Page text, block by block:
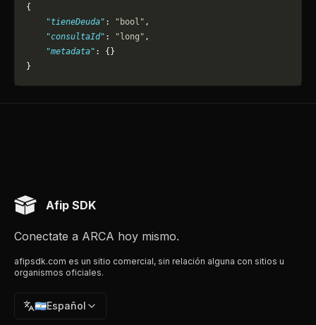
{
    "tieneDeuda"
: "bool" ,
    "consultaId"
: "long" ,
    "metadata"
: {}
}
Afip SDK
Conectate a ARCA hoy mismo.
afipsdk.com es un sitio comercial, sin relación alguna con sitios u
organismos oficiales.
🇦🇷Español